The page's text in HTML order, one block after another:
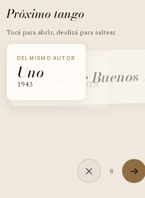
Próximo tango
Tocá para abrir, deslizá para saltear.
DEL MISMO AUTOR
Uno
1943
DEL MISMO AUTOR
Cafetín de
DEL MISMO AUTOR
Sin palabras
8